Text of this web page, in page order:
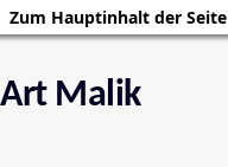
Zum Hauptinhalt der Seite
Art Malik